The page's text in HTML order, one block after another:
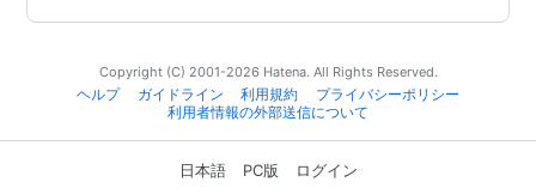
Copyright (C) 2001-2026 Hatena. All Rights Reserved.
ヘルプ
ガイドライン 利用規約
プライバシーポリシー
利用者情報の外部送信について
日本語 PC版 ログイン